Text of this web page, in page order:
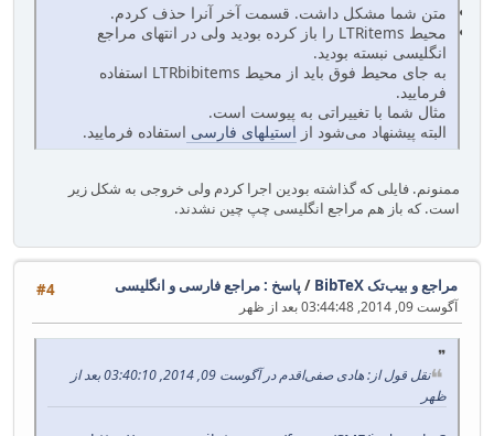
متن شما مشکل داشت. قسمت آخر آنرا حذف کردم.
محیط LTRitems را باز کرده بودید ولی در انتهای مراجع
انگلیسی نبسته بودید.
به جای محیط فوق باید از محیط LTRbibitems استفاده
فرمایید.
مثال شما با تغییراتی به پیوست است.
البته پیشنهاد می‌شود از استیلهای فارسی استفاده فرمایید.
ممنونم. فایلی که گذاشته بودین اجرا کردم ولی خروجی به شکل زیر
است. که باز هم مراجع انگلیسی چپ چین نشدند.
#4 مراجع و بیب‌تک BibTeX / پاسخ : مراجع فارسی و انگلیسی
آگوست 09, 2014, 03:44:48 بعد از ظهر
نقل قول از: هادی صفی‌اقدم در آگوست 09, 2014, 03:40:10 بعد از
ظهر